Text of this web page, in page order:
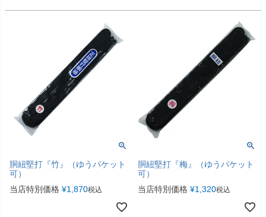
胴紐堅打『竹』（ゆうパケット
可）
当店特別価格 ¥1,870税込
胴紐堅打『梅』（ゆうパケット
可）
当店特別価格 ¥1,320税込